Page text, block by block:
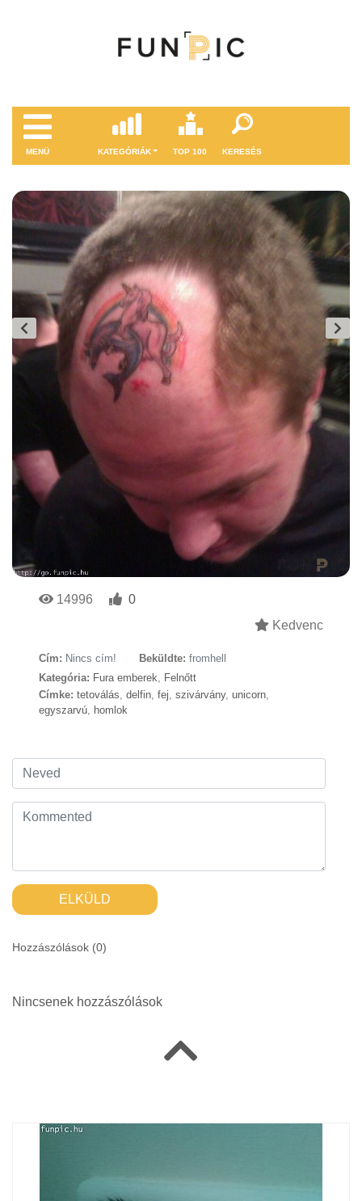
MENÜ KATEGÓRIÁK TOP 100 KERESÉS
14996
0
Kedvenc
Cím: Nincs cím! Beküldte: fromhell
Kategória: Fura emberek, Felnőtt
Címke: tetoválás, delfin, fej, szivárvány, unicorn,
egyszarvú, homlok
ELKÜLD
Hozzászólások (0)
Nincsenek hozzászólások